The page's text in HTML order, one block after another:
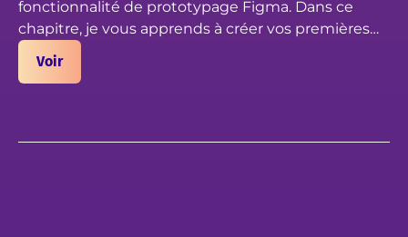
fonctionnalité de prototypage Figma. Dans ce
chapitre, je vous apprends à créer vos premières
animations dans Figma, et rendre l'interaction et la
navigation possible entre les pages. Créez votre
Voir